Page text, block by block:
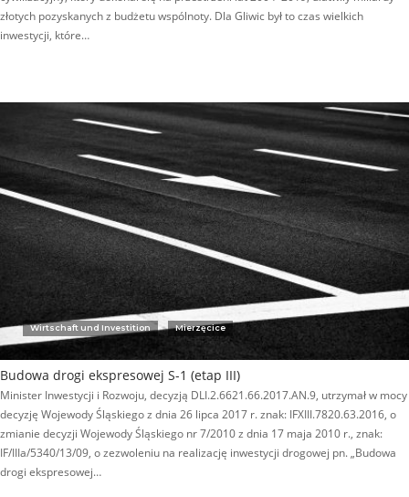
złotych pozyskanych z budżetu wspólnoty. Dla Gliwic był to czas wielkich
inwestycji, które…
Wirtschaft und Investition Mierzęcice
Budowa drogi ekspresowej S-1 (etap III)
Minister Inwestycji i Rozwoju, decyzją DLI.2.6621.66.2017.AN.9, utrzymał w mocy
decyzję Wojewody Śląskiego z dnia 26 lipca 2017 r. znak: IFXIII.7820.63.2016, o
zmianie decyzji Wojewody Śląskiego nr 7/2010 z dnia 17 maja 2010 r., znak:
IF/IIIa/5340/13/09, o zezwoleniu na realizację inwestycji drogowej pn. „Budowa
drogi ekspresowej…